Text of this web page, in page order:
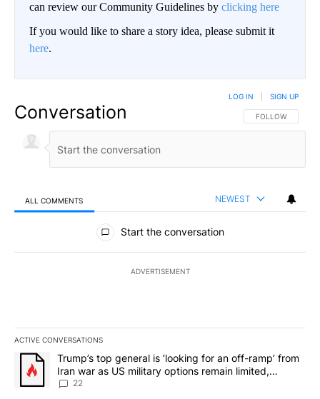
can review our Community Guidelines by clicking here
If you would like to share a story idea, please submit it
here.
Conversation FOLLOW THIS
FOLLOW
LOG IN SIGN UP
ALL COMMENTS NEWEST
All Comments
Start the conversation
ADVERTISEMENT
ACTIVE CONVERSATIONS
The following is a list of the most commented articles in the last
A trending article titled "Trump’s top general is ‘looking for an
Trump’s top general is ‘looking for an off-ramp’ from
Iran war as US military options remain limited,
sources say
22